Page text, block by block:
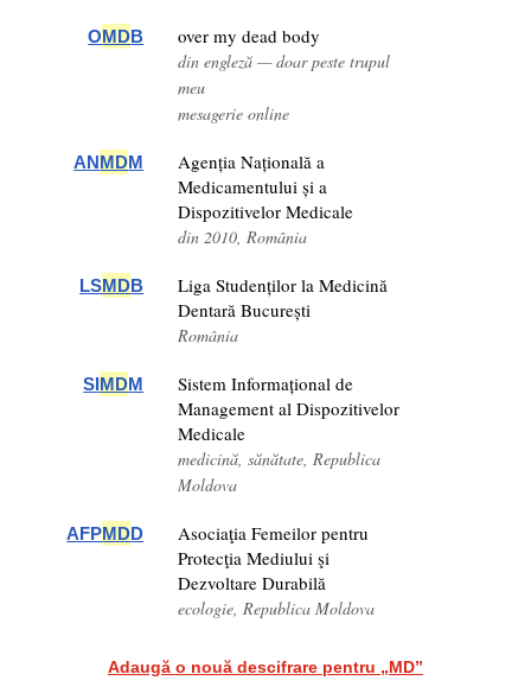
OMDB over my dead body
din engleză — doar peste trupul
meu
mesagerie online
ANMDM
Agenția Națională a
Medicamentului și a
Dispozitivelor Medicale
din 2010, România
LSMDB
Liga Studenților la Medicină
Dentară București
România
SIMDM
Sistem Informațional de
Management al Dispozitivelor
Medicale
medicină, sănătate, Republica
Moldova
AFPMDD
Asociaţia Femeilor pentru
Protecţia Mediului şi
Dezvoltare Durabilă
ecologie, Republica Moldova
Adaugă o nouă descifrare pentru „MD”